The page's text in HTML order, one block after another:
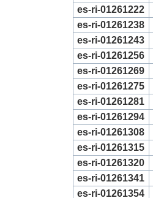
es-ri-01261222
es-ri-01261238
es-ri-01261243
es-ri-01261256
es-ri-01261269
es-ri-01261275
es-ri-01261281
es-ri-01261294
es-ri-01261308
es-ri-01261315
es-ri-01261320
es-ri-01261341
es-ri-01261354